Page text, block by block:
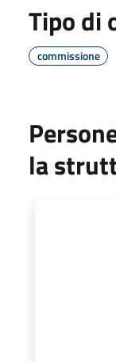
Tipo di
commissione
la